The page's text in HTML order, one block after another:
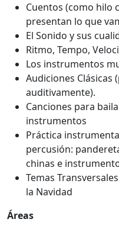
Cuentos (como hilo
presentan lo que
El Sonido y sus
Ritmo, Tempo,
Los instrumentos
Audiciones
auditivamente).
Canciones para
instrumentos
Práctica
percusión:
chinas e
Temas
la Navidad
Áreas